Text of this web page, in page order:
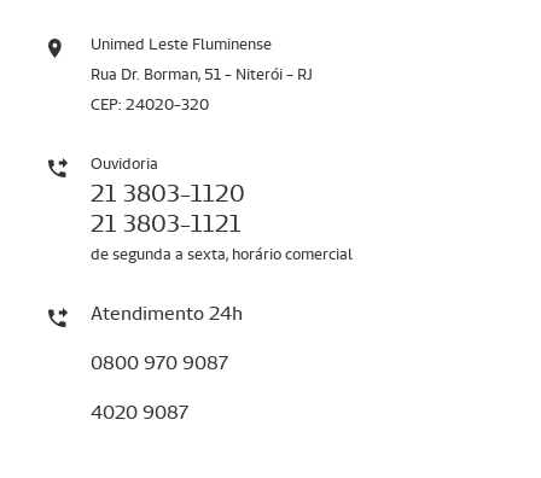
Unimed Leste Fluminense
Rua Dr. Borman, 51 - Niterói - RJ
CEP: 24020-320
Ouvidoria
21 3803-1120
21 3803-1121
de segunda a sexta, horário comercial
Atendimento 24h
0800 970 9087
4020 9087